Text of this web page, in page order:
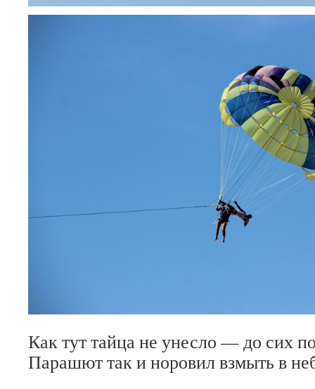
Как тут тайца не унесло — до сих
Парашют так и норовил взмыть в